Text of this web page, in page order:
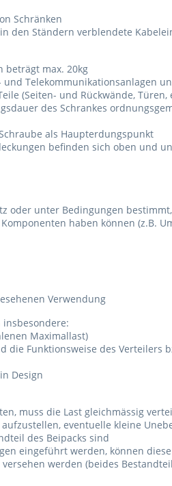
Schränken
den Ständern verblendete
beträgt max. 20kg
Telekommunikationsanlagen
(Seiten- und Rückwände,
des Schrankes
als Haupterdungspunkt
befinden sich oben und
oder unter Bedingungen
haben können (z.B.
Verwendung
Maximallast)
die Funktionsweise des Verteilers
Design
muss die Last gleichmässig
eventuelle kleine
des Beipacks sind
eingeführt werden, können
werden (beides